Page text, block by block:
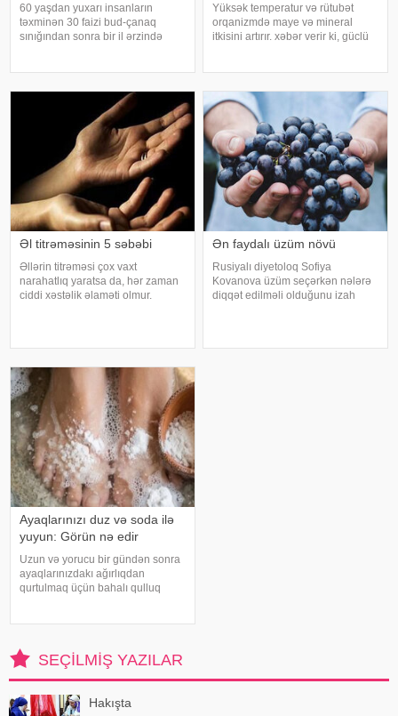
60 yaşdan yuxarı insanların
təxminən 30 faizi bud-çanaq
sınığından sonra bir il ərzində
riskini azaltmaq üçün kalsium, D
Yüksək temperatur və rütubət
orqanizmdə maye və mineral
itkisini artırır. xəbər verir ki, güclü
ürəkbulanma kimi hallara səbəb
ol
Əl titrəməsinin 5 səbəbi
Əllərin titrəməsi çox vaxt
narahatlıq yaratsa da, hər zaman
ciddi xəstəlik əlaməti olmur.
qalxa bilər. Fransız mətbuatın
Ən faydalı üzüm növü
Rusiyalı diyetoloq Sofiya
Kovanova üzüm seçərkən nələrə
diqqət edilməli olduğunu izah
Mütəxəssis qeyd edib ki, tünd
Ayaqlarınızı duz və soda ilə
yuyun: Görün nə edir
Uzun və yorucu bir gündən sonra
ayaqlarınızdakı ağırlıqdan
qurtulmaq üçün bahalı qulluq
SEÇILMIŞ YAZILAR
Hakışta